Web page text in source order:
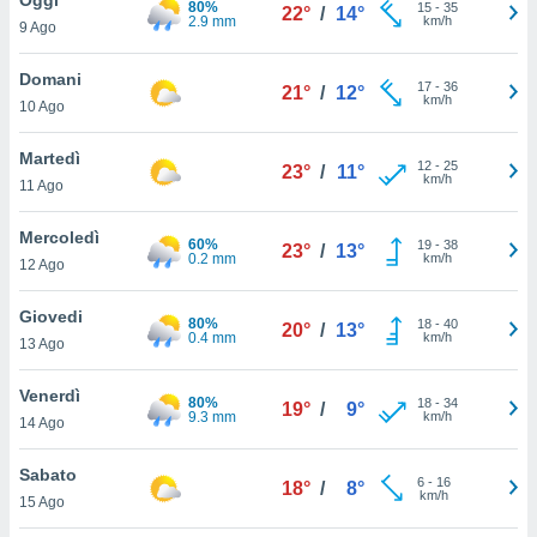
è
al sito
di
ci
di
il
un
la
nella
9 Ago
80%
2.9 mm
22° / 14° 15- 35
km/h
Domani
10 Ago
21° / 12° 17- 36
km/h
Martedì
11 Ago
23° / 11° 12- 25
km/h
Mercoledì
12 Ago
60%
0.2 mm
23° / 13° 19- 38
km/h
Giovedi
13 Ago
80%
0.4 mm
20° / 13° 18- 40
km/h
Venerdì
14 Ago
80%
9.3 mm
19° / 9° 18- 34
km/h
Sabato
15 Ago
18° / 8° 6- 16
km/h